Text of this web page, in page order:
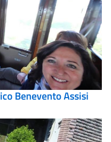
Benevento Assisi